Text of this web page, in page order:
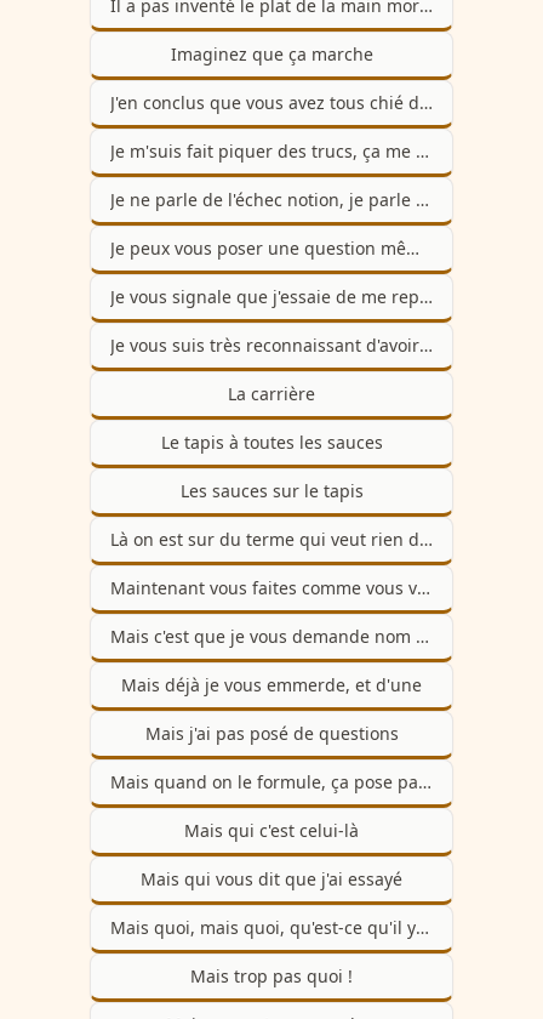
Il a pas inventé le plat de la main morte celui-là
Imaginez que ça marche
J'en conclus que vous avez tous chié dans la colle bien comme il faut
Je m'suis fait piquer des trucs, ça me turlupine
Je ne parle de l'échec notion, je parle bel et bien de l'échec épreuve
Je peux vous poser une question même si ça fait 30 fois
Je vous signale que j'essaie de me reposer physiquement
Je vous suis très reconnaissant d'avoir su m'aiguiller au niveau de mon couple
La carrière
Le tapis à toutes les sauces
Les sauces sur le tapis
Là on est sur du terme qui veut rien dire
Maintenant vous faites comme vous voulez
Mais c'est que je vous demande nom d'un chien, faites pas exprès
Mais déjà je vous emmerde, et d'une
Mais j'ai pas posé de questions
Mais quand on le formule, ça pose pas de problème en fait
Mais qui c'est celui-là
Mais qui vous dit que j'ai essayé
Mais quoi, mais quoi, qu'est-ce qu'il y a encore ?
Mais trop pas quoi !